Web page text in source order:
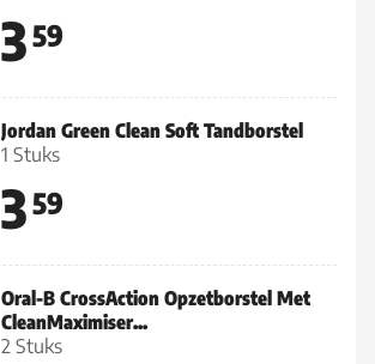
359
Jordan Green Clean Soft Tandborstel
1 Stuks
359
Oral-B CrossAction Opzetborstel Met
CleanMaximiser...
2 Stuks